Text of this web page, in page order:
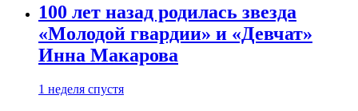
100 лет назад родилась звезда
«Молодой гвардии» и «Девчат»
Инна Макарова
1 неделя спустя